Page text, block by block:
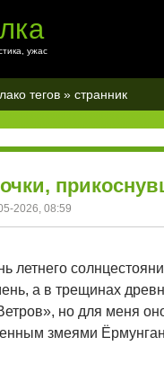
ужас
тегов » странник
2026, 08:59
летнего
а в трещинах
но для меня
змеями